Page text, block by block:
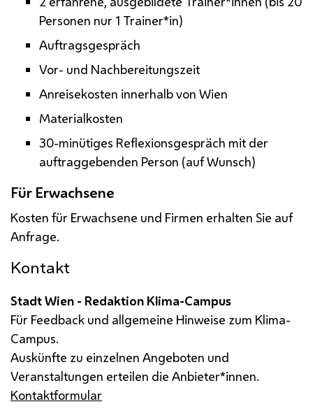
Personen nur 1 Trainer*in)
Auftragsgespräch
Vor- und Nachbereitungszeit
Anreisekosten innerhalb von Wien
Materialkosten
30-minütiges Reflexionsgespräch mit der
auftraggebenden Person (auf Wunsch)
Für Erwachsene
Kosten für Erwachsene und Firmen erhalten Sie auf
Anfrage.
Kontakt
Stadt Wien - Redaktion Klima-Campus
Für Feedback und allgemeine Hinweise zum Klima-
Campus.
Auskünfte zu einzelnen Angeboten und
Veranstaltungen erteilen die Anbieter*innen.
Kontaktformular